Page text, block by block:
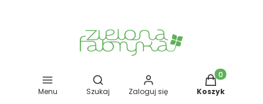
Menu
Otwórz wyszukiwarkę
Szukaj Zaloguj się
Produkty w
Koszyk